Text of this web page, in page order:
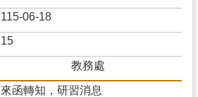
115-06-18
15
教務處
來函轉知，研習消息